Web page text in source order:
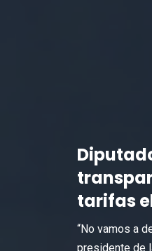
tarifas
“No vamos a
presidente de